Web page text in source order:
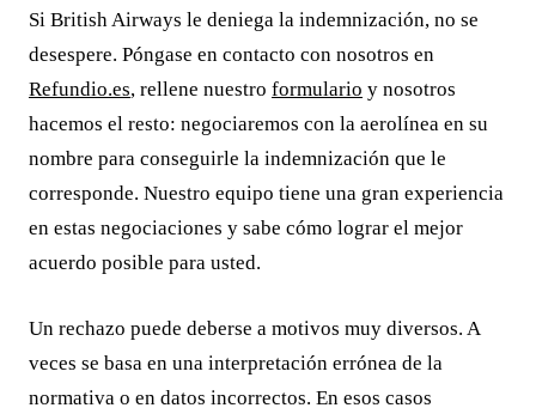
Si British Airways le deniega la indemnización, no se
desespere. Póngase en contacto con nosotros en
Refundio.es, rellene nuestro formulario y nosotros
hacemos el resto: negociaremos con la aerolínea en su
nombre para conseguirle la indemnización que le
corresponde. Nuestro equipo tiene una gran experiencia
en estas negociaciones y sabe cómo lograr el mejor
acuerdo posible para usted.
Un rechazo puede deberse a motivos muy diversos. A
veces se basa en una interpretación errónea de la
normativa o en datos incorrectos. En esos casos